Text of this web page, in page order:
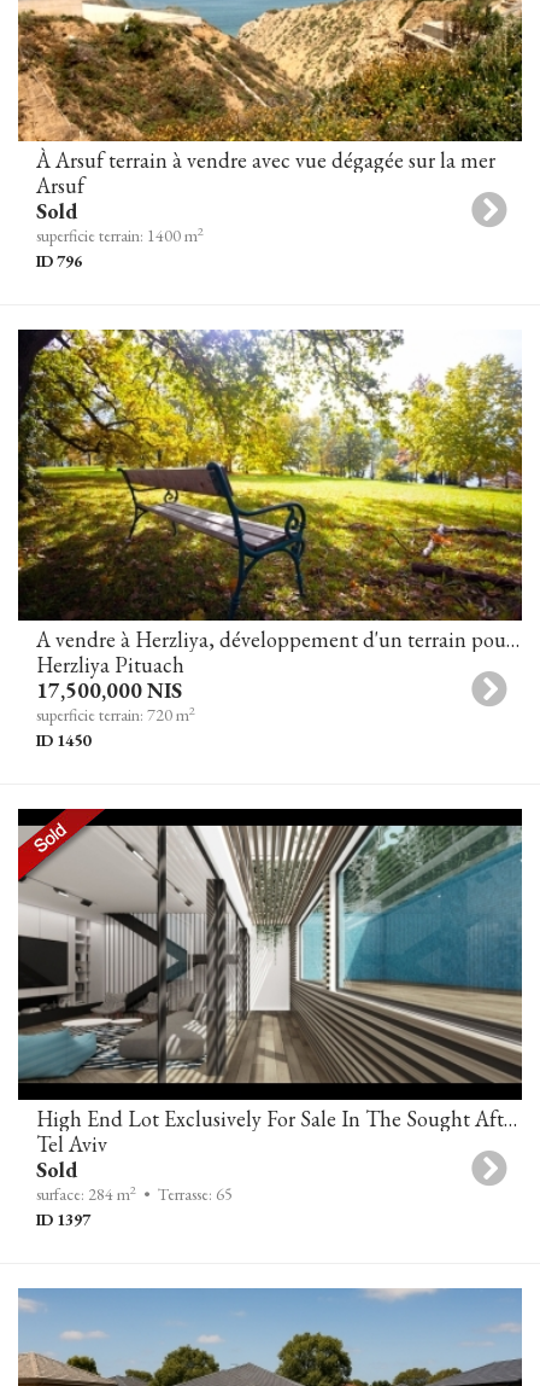
À Arsuf terrain à vendre avec vue dégagée sur la mer
Arsuf
Sold
superficie terrain: 1400 m2
ID 796
A vendre à Herzliya, développement d'un terrain pour la construction d'une villa dans un excellent emplacement
Herzliya Pituach
17,500,000 NIS
superficie terrain: 720 m2
ID 1450
High End Lot Exclusively For Sale In The Sought After Neve Tzedek Tel Aviv
Tel Aviv
Sold
surface: 284 m2 • Terrasse: 65
ID 1397